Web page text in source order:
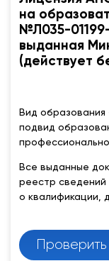
на
№Л035-01199-
выданная
(действует
Вид
подвид
Все выданные
реестр сведений
о квалификации,